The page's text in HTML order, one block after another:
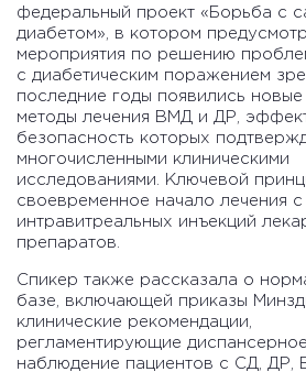
федеральный проект «Борьба с
диабетом», в котором
мероприятия по решению
с диабетическим поражением
последние годы появились
методы лечения ВМД и ДР,
безопасность которых
многочисленными клиническими
исследованиями. Ключевой
своевременное начало лечения
интравитреальных инъекций
препаратов.
Спикер также рассказала о
базе, включающей приказы
клинические рекомендации,
регламентирующие диспансерное
наблюдение пациентов с СД, ДР,